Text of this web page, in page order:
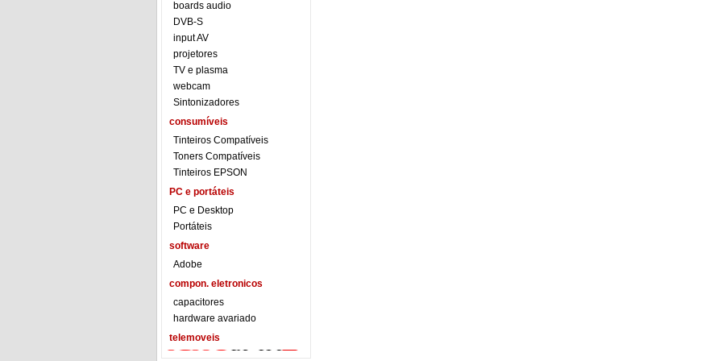
boards audio
DVB-S
input AV
projetores
TV e plasma
webcam
Sintonizadores
consumíveis
Tinteiros Compatíveis
Toners Compatíveis
Tinteiros EPSON
PC e portáteis
PC e Desktop
Portáteis
software
Adobe
compon. eletronicos
capacitores
hardware avariado
telemoveis